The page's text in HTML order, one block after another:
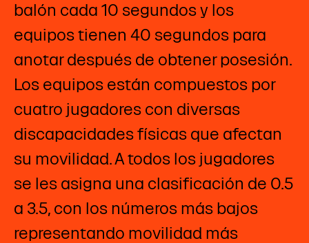
balón cada 10 segundos y los
equipos tienen 40 segundos para
anotar después de obtener posesión.
Los equipos están compuestos por
cuatro jugadores con diversas
discapacidades físicas que afectan
su movilidad. A todos los jugadores
se les asigna una clasificación de 0.5
a 3.5, con los números más bajos
representando movilidad más